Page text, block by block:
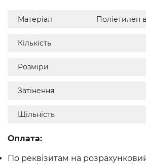
Матеріал Поліетилен
Кількість
Розміри
Затінення
Щільність
Оплата:
По реквізитам на